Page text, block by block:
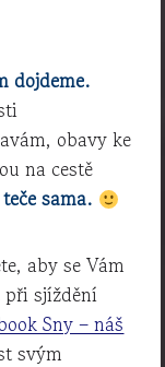
dojdeme.
obavy ke
na cestě
sama.
aby se Vám
při sjíždění
Sny – náš
svým